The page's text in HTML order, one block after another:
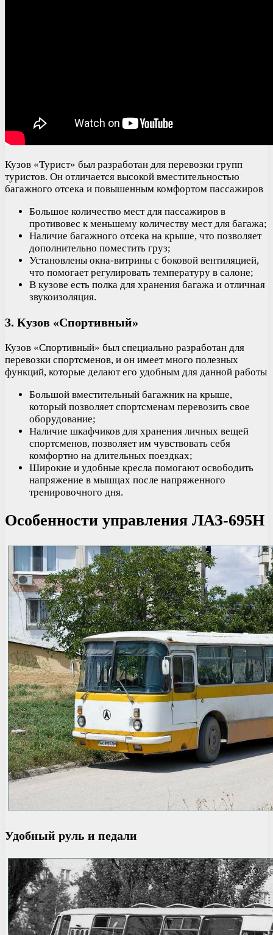
Кузов «Турист» был разработан для перевозки групп
туристов. Он отличается высокой вместительностью
багажного отсека и повышенным комфортом пассажиров
Большое количество мест для пассажиров в
противовес к меньшему количеству мест для багажа;
Наличие багажного отсека на крыше, что позволяет
дополнительно поместить груз;
Установлены окна-витрины с боковой вентиляцией,
что помогает регулировать температуру в салоне;
В кузове есть полка для хранения багажа и отличная
звукоизоляция.
3. Кузов «Спортивный»
Кузов «Спортивный» был специально разработан для
перевозки спортсменов, и он имеет много полезных
функций, которые делают его удобным для данной работы
Большой вместительный багажник на крыше,
который позволяет спортсменам перевозить свое
оборудование;
Наличие шкафчиков для хранения личных вещей
спортсменов, позволяет им чувствовать себя
комфортно на длительных поездках;
Широкие и удобные кресла помогают освободить
напряжение в мышцах после напряженного
тренировочного дня.
Особенности управления ЛАЗ-695Н
Удобный руль и педали